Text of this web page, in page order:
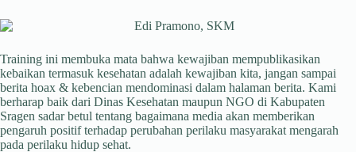
Training ini membuka mata bahwa kewajiban mempublikasikan
kebaikan termasuk kesehatan adalah kewajiban kita, jangan sampai
berita hoax & kebencian mendominasi dalam halaman berita. Kami
berharap baik dari Dinas Kesehatan maupun NGO di Kabupaten
Sragen sadar betul tentang bagaimana media akan memberikan
pengaruh positif terhadap perubahan perilaku masyarakat mengarah
pada perilaku hidup sehat.